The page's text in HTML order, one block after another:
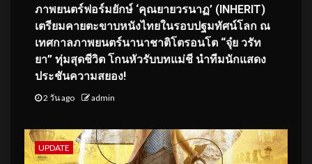
ภาพยนตร์ฟอร์มยักษ์ ‘คุณยายวรนาฏ’ (INHERIT)
เตรียมคายตะขาบหนังไทยในรอบปฐมทัศน์โลก ณ
เทศกาลภาพยนตร์นานาชาติโตรอนโต “จุ๋ย วรัท
ยา” ทุ่มสุดชีวิต โกนหัวรับบทแม่ชี นำทีมนักแสดง
ประชันความสยอง!
2 วัน ago admin
UPDATE